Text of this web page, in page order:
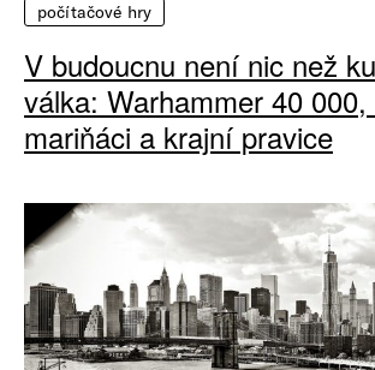
počítačové hry
V budoucnu není nic než
válka: Warhammer 40
mariňáci a krajní pravice